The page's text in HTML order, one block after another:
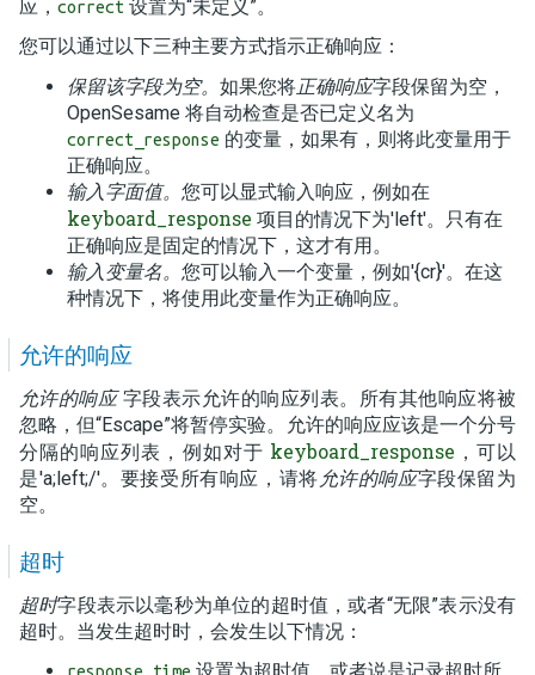
应， correct 设置为“未定义”。
您可以通过以下三种主要方式指示正确响应：
保留该字段为空。 如果您将正确响应字段保留为空，
OpenSesame 将自动检查是否已定义名为
correct_response 的变量，如果有，则将此变量用于
正确响应。
输入字面值。 您可以显式输入响应，例如在
keyboard_response 项目的情况下为'left'。只有在
正确响应是固定的情况下，这才有用。
输入变量名。 您可以输入一个变量，例如'{cr}'。在这
种情况下，将使用此变量作为正确响应。
允许的响应
允许的响应字段表示允许的响应列表。所有其他响应将被
忽略，但“Escape”将暂停实验。允许的响应应该是一个分号
分隔的响应列表，例如对于 keyboard_response ，可以
是'a;left;/'。要接受所有响应，请将 允许的响应字段保留为
空。
超时
超时字段表示以毫秒为单位的超时值，或者“无限”表示没有
超时。当发生超时时，会发生以下情况：